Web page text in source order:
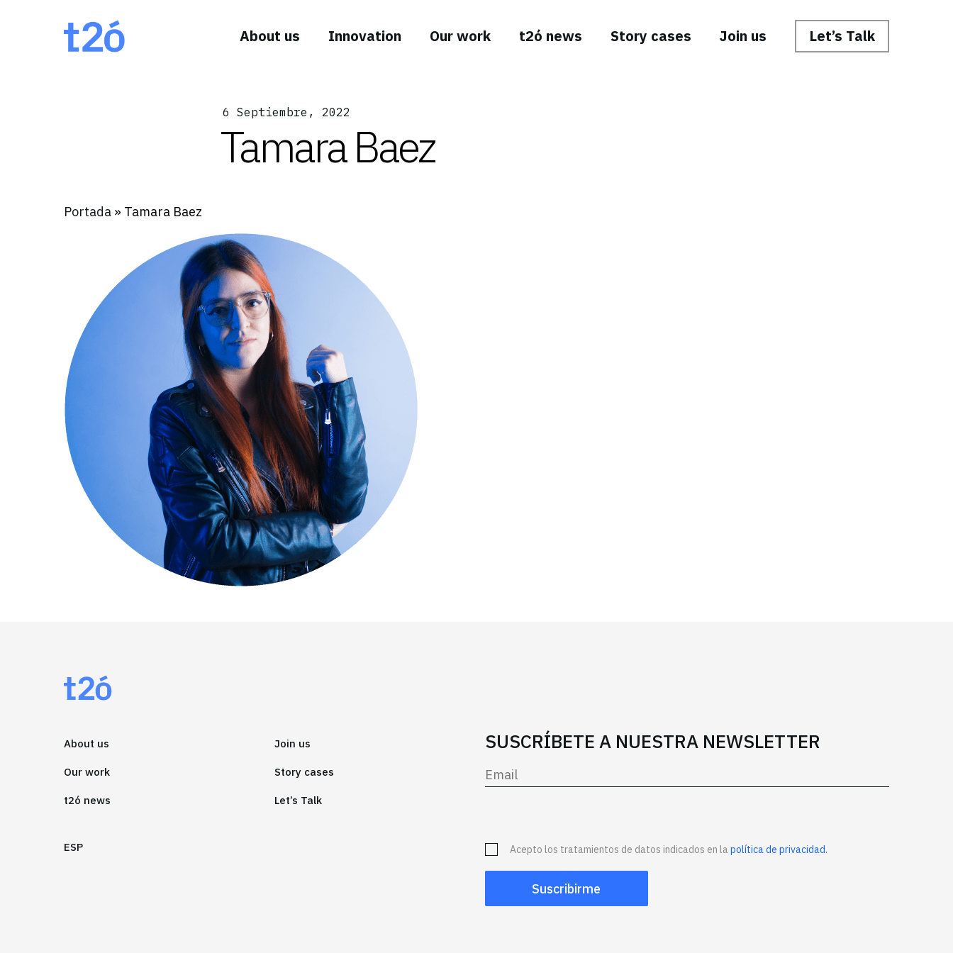
About us Innovation Our work t2ó news Story cases Join us Let’s Talk
6 Septiembre, 2022
Tamara Baez
Portada » Tamara Baez
About us
Our work
t2ó news
ESP
Join us
Story cases
Let’s Talk
SUSCRÍBETE A NUESTRA NEWSLETTER
Acepto los tratamientos de datos indicados en lapolítica de privacidad.